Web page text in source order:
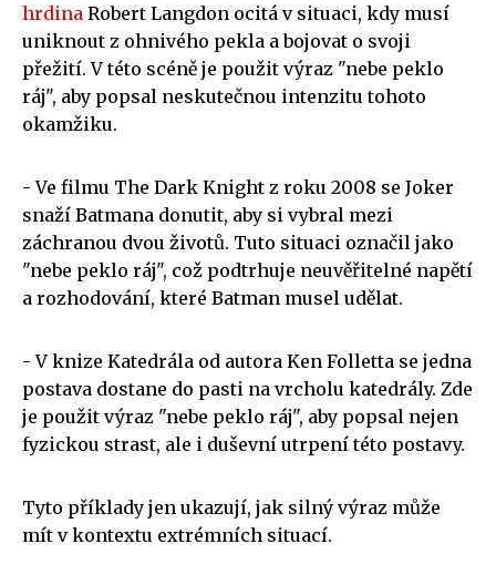
hrdina Robert Langdon ocitá v situaci, kdy musí
uniknout z ohnivého pekla a bojovat o svoji
přežití. V této scéně je použit výraz "nebe peklo
ráj", aby popsal neskutečnou intenzitu tohoto
okamžiku.
- Ve filmu The Dark Knight z roku 2008 se Joker
snaží Batmana donutit, aby si vybral mezi
záchranou dvou životů. Tuto situaci označil jako
"nebe peklo ráj", což podtrhuje neuvěřitelné napětí
a rozhodování, které Batman musel udělat.
- V knize Katedrála od autora Ken Folletta se jedna
postava dostane do pasti na vrcholu katedrály. Zde
je použit výraz "nebe peklo ráj", aby popsal nejen
fyzickou strast, ale i duševní utrpení této postavy.
Tyto příklady jen ukazují, jak silný výraz může
mít v kontextu extrémních situací.